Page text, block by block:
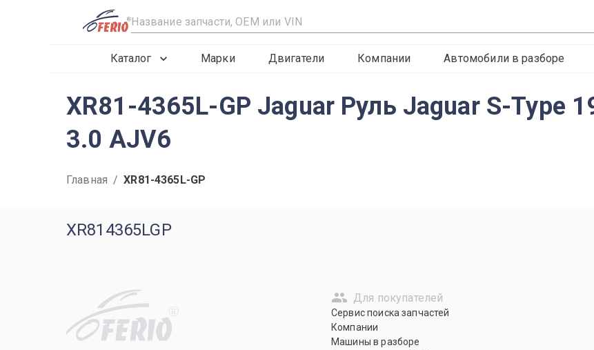
R
Каталог Марки Двигатели Компании Автомобили в разборе
XR81-4365L-GP Jaguar Руль Jaguar S-Type
3.0 AJV6
Главная / XR81-4365L-GP
XR814365LGP
R
Для покупателей
Сервис поиска запчастей
Компании
Машины в разборе